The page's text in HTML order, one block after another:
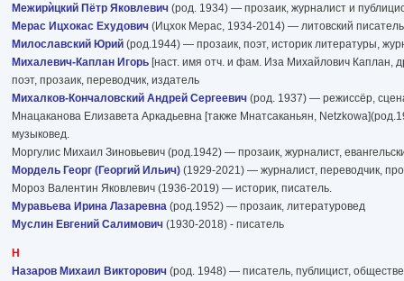
Межирѝцкий Пётр Яковлевич (род. 1934) — прозаик, журналист и
Мерас Ицхокас Ехудович (Ицхок Мерас, 1934-2014) — литовский
Милославский Юрий (род.1944) — прозаик, поэт, историк литературы,
Михалевич-Каплан Игорь [наст. имя отч. и фам. Иза Михайлович Каплан,
поэт, прозаик, переводчик, издатель
Михалков-Кончаловский Андрей Сергеевич (род. 1937) — режиссёр,
Мнацаканова Елизавета Аркадьевна [также Мнатсаканьян,
музыковед.
Моргулис Михаил Зиновьевич (род.1942) — прозаик, журналист,
Мордель Георг (Георгий Ильич) (1929-2021) — журналист, переводчик,
Мороз Валентин Яковлевич (1936-2019) — историк, писатель.
Муравьева Ирина Лазаревна (род.1952) — прозаик, литературовед
Муслин Евгений Салимович (1930-2018) - писатель
Н
Назаров Михаил Викторович (род. 1948) — писатель, публицист,